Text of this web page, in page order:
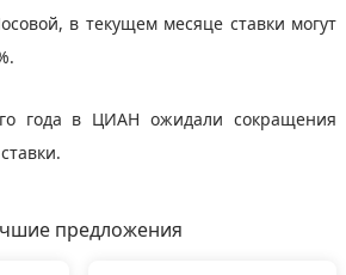
в текущем месяце ставки могут
года в ЦИАН ожидали сокращения
предложения